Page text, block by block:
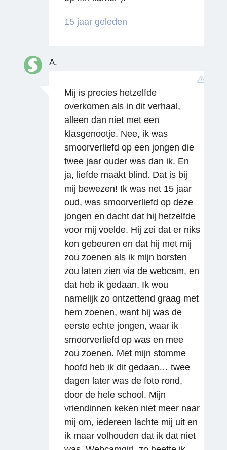
15 jaar geleden
Reageren
A.
Mij is precies hetzelfde
overkomen als in dit verhaal,
alleen dan niet met een
klasgenootje. Nee, ik was
smoorverliefd op een jongen die
twee jaar ouder was dan ik. En
ja, liefde maakt blind. Dat is bij
mij bewezen! Ik was net 15 jaar
oud, was smoorverliefd op deze
jongen en dacht dat hij hetzelfde
voor mij voelde. Hij zei dat er niks
kon gebeuren en dat hij met mij
zou zoenen als ik mijn borsten
zou laten zien via de webcam, en
dat heb ik gedaan. Ik wou
namelijk zo ontzettend graag met
hem zoenen, want hij was de
eerste echte jongen, waar ik
smoorverliefd op was en mee
zou zoenen. Met mijn stomme
hoofd heb ik dit gedaan… twee
dagen later was de foto rond,
door de hele school. Mijn
vriendinnen keken niet meer naar
mij om, iedereen lachte mij uit en
ik maar volhouden dat ik dat niet